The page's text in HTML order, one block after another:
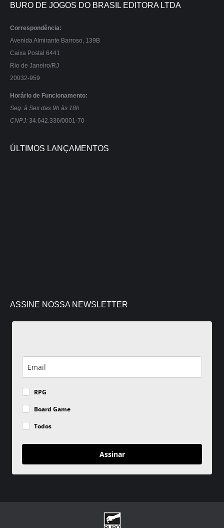
BURO DE JOGOS DO BRASIL EDITORA LTDA
Correspondência:
Avenida Almirante Barroso, 139B
Caixa Postal 6441
Rio de Janeiro/RJ
20032-959
Horário de Funcionamento:
Seg. à Sex das 9h às 18h
CNPJ: 34.642.336/0001-70
ÚLTIMOS LANÇAMENTOS
ASSINE NOSSA NEWSLETTER
RPG
Board Game
Todos
Assinar